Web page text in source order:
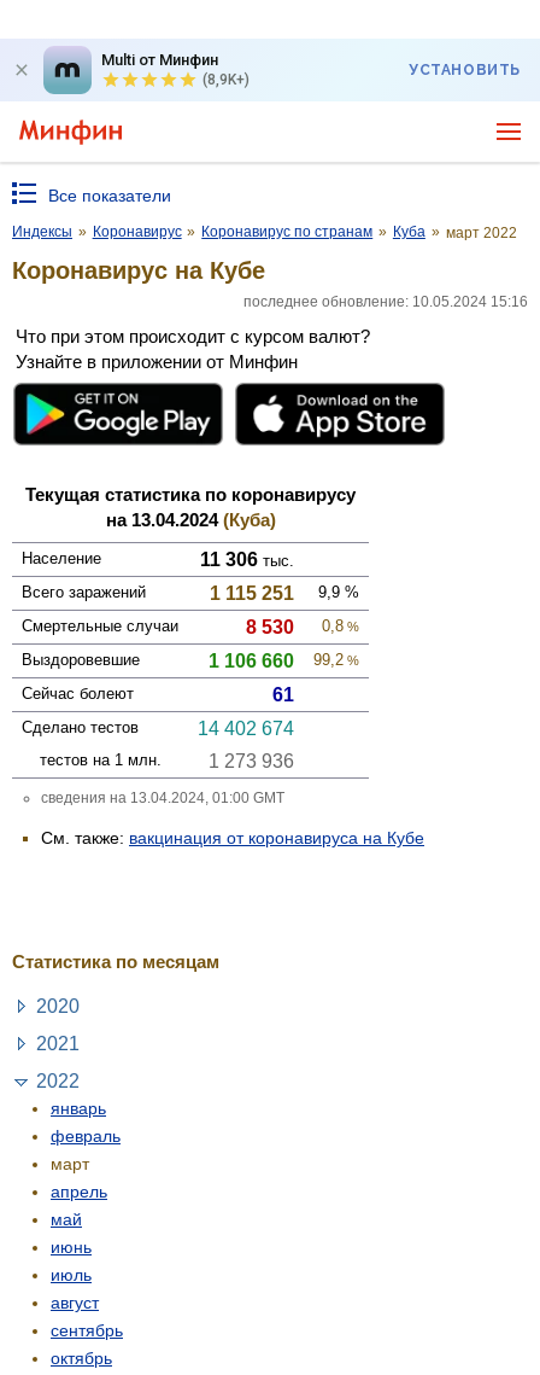
Multi от Минфин
(8,9K+)
УСТАНОВИТЬ
Все показатели
Индексы » Коронавирус » Коронавирус по странам » Куба » март 2022
Коронавирус на Кубе
последнее обновление: 10.05.2024 15:16
Что при этом происходит с курсом валют?
Узнайте в приложении от Минфин
Текущая статистика по коронавирусу
на 13.04.2024(Куба)
Население 11 306 тыс.
Всего зара­жений
1 115 251 9,9 %
Смер­тельные случаи
8 530 0,8 %
Выздоро­вевшие 1 106 660 99,2 %
Сейчас болеют 61
Сделано тестов 14 402 674
тестов на 1 млн. 1 273 936
сведения на 13.04.2024, 01:00 GMT
См. также: вакцинация от коронавируса на Кубе
Статистика по месяцам
2020
2021
2022
январь
февраль
март
апрель
май
июнь
июль
август
сентябрь
октябрь